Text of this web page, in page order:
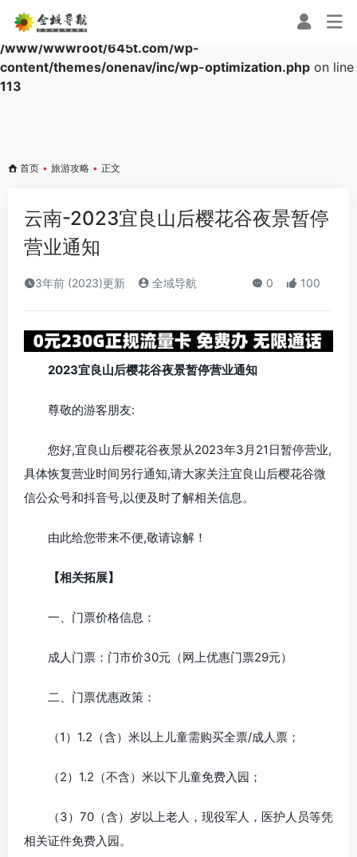
Warning: Array to string conversion in
/www/wwwroot/645t.com/wp-
content/themes/onenav/inc/wp-optimization.php on line
113
首页 • 旅游攻略 • 正文
云南-2023宜良山后樱花谷夜景暂停
营业通知
3年前 (2023)更新 全域导航 0 100
2023宜良山后樱花谷夜景暂停营业通知
尊敬的游客朋友:
您好,宜良山后樱花谷夜景从2023年3月21日暂停营业,
具体恢复营业时间另行通知,请大家关注宜良山后樱花谷微
信公众号和抖音号,以便及时了解相关信息。
由此给您带来不便,敬请谅解！
【相关拓展】
一、门票价格信息：
成人门票：门市价30元（网上优惠门票29元）
二、门票优惠政策：
（1）1.2（含）米以上儿童需购买全票/成人票；
（2）1.2（不含）米以下儿童免费入园；
（3）70（含）岁以上老人，现役军人，医护人员等凭
相关证件免费入园。